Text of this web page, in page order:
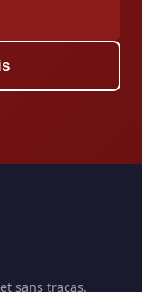
sans tracas.